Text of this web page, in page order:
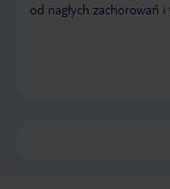
od nagłych zachorowań